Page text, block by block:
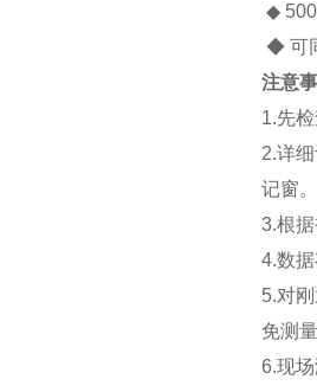
◆
◆ 可
注意
1.先
2.详
记窗。
3.根
4.数
5.对
免测
6.现